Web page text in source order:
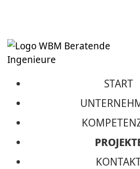
START
JAR-REALSCHULE
WANGEN
Ersatzneubau